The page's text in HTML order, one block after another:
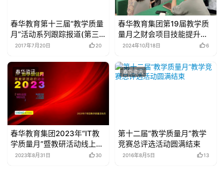
春华教育第十三届“教学质量
月”活动系列跟踪报道(第三
辑)
2017年7月20日 20
春华教育集团第19届教学质
量月之财会项目技能提升培
训圆满结束
2024年10月18日 6
春华资讯
春华教育集团2023年“IT教
学质量月”暨教研活动线上启
动会圆满召开
2023年8月31日 30
春华资讯
第十二届“教学质量月”教学
竞赛总评选活动圆满结束
2016年8月5日 13